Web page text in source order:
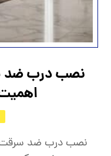
نصب درب ضد
نصب درب ضد سرقت؛